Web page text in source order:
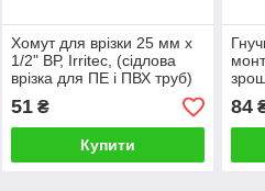
Хомут для врізки 25 мм x
1/2" ВР, Irritec, (сідлова
врізка для ПЕ і ПВХ труб)
51₴
Купити
84